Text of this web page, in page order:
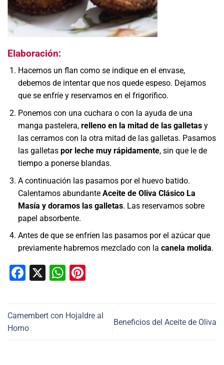
Elaboración:
Hacemos un flan como se indique en el envase,
debemos de intentar que nos quede espeso. Dejamos
que se enfríe y reservamos en el frigorífico.
Ponemos con una cuchara o con la ayuda de una
manga pastelera, relleno en la mitad de las galletasy
las cerramos con la otra mitad de las galletas. Pasamos
las galletas por leche muy rápidamente, sin que le de
tiempo a ponerse blandas.
A continuación las pasamos por el huevo batido.
Calentamos abundante Aceite de Oliva Clásico La
Masía y doramos las galletas. Las reservamos sobre
papel absorbente.
Antes de que se enfríen las pasamos por el azúcar que
previamente habremos mezclado con la canela molida.
Facebook
X WhatsApp
Camembert con Hojaldre al
Horno
Beneficios del Aceite de Oliva